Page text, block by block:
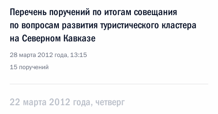
Перечень поручений по итогам совещания
по вопросам развития туристического кластера
на Северном Кавказе
28 марта 2012 года, 13:15
15 поручений
22 марта 2012 года, четверг